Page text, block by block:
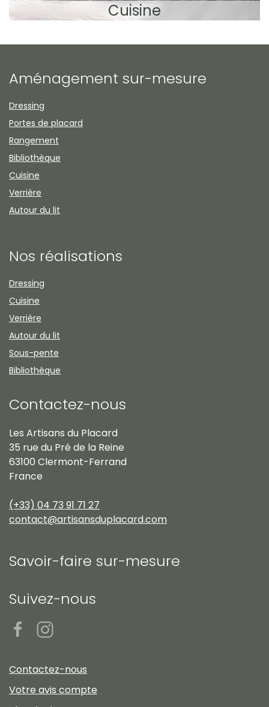
Cuisine
Aménagement sur-mesure
Dressing
Portes de placard
Rangement
Bibliothèque
Cuisine
Verrière
Autour du lit
Nos réalisations
Dressing
Cuisine
Verrière
Autour du lit
Sous-pente
Bibliothèque
Contactez-nous
Les Artisans du Placard
35 rue du Pré de la Reine
63100 Clermont-Ferrand
France
(+33) 04 73 91 71 27
contact@artisansduplacard.com
Savoir-faire sur-mesure
Suivez-nous
Contactez-nous
Votre avis compte